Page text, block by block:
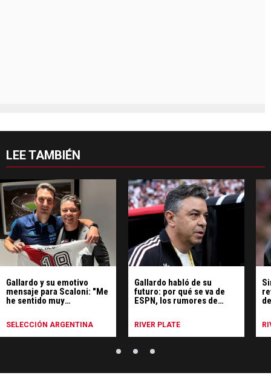
LEE TAMBIÉN
Gallardo y su emotivo
mensaje para Scaloni: "Me
he sentido muy
SELECCIÓN ARGENTINA
Gallardo habló de su
futuro: por qué se va de
ESPN, los rumores de
RIVER PLATE